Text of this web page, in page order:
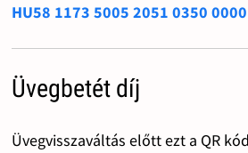
HU58 1173 5005 2051 0350
Üvegbetét díj
Üvegvisszaváltás előtt ezt a QR